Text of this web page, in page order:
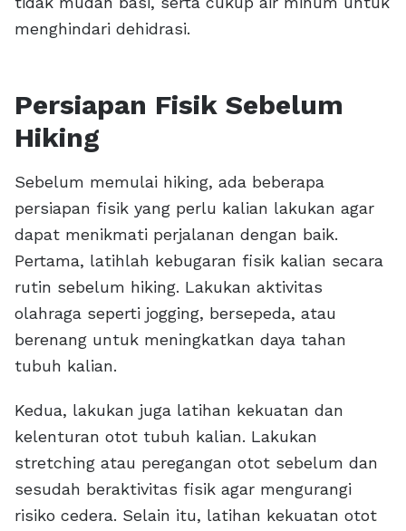
menghindari dehidrasi.
Persiapan Fisik Sebelum
Hiking
Sebelum memulai hiking, ada beberapa
persiapan fisik yang perlu kalian lakukan agar
dapat menikmati perjalanan dengan baik.
Pertama, latihlah kebugaran fisik kalian secara
rutin sebelum hiking. Lakukan aktivitas
olahraga seperti jogging, bersepeda, atau
berenang untuk meningkatkan daya tahan
tubuh kalian.
Kedua, lakukan juga latihan kekuatan dan
kelenturan otot tubuh kalian. Lakukan
stretching atau peregangan otot sebelum dan
sesudah beraktivitas fisik agar mengurangi
risiko cedera. Selain itu, latihan kekuatan otot